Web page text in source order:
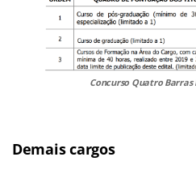
Concurso Quatro Barras
Demais cargos